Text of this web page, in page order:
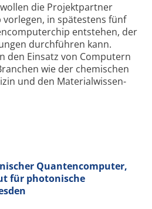
die Projekt­partner
in spätestens fünf
entstehen, der
durch­führen kann.
den Einsatz von Computern
wie der chemischen
und den Material­wissen­
Quantencomputer,
für photonische